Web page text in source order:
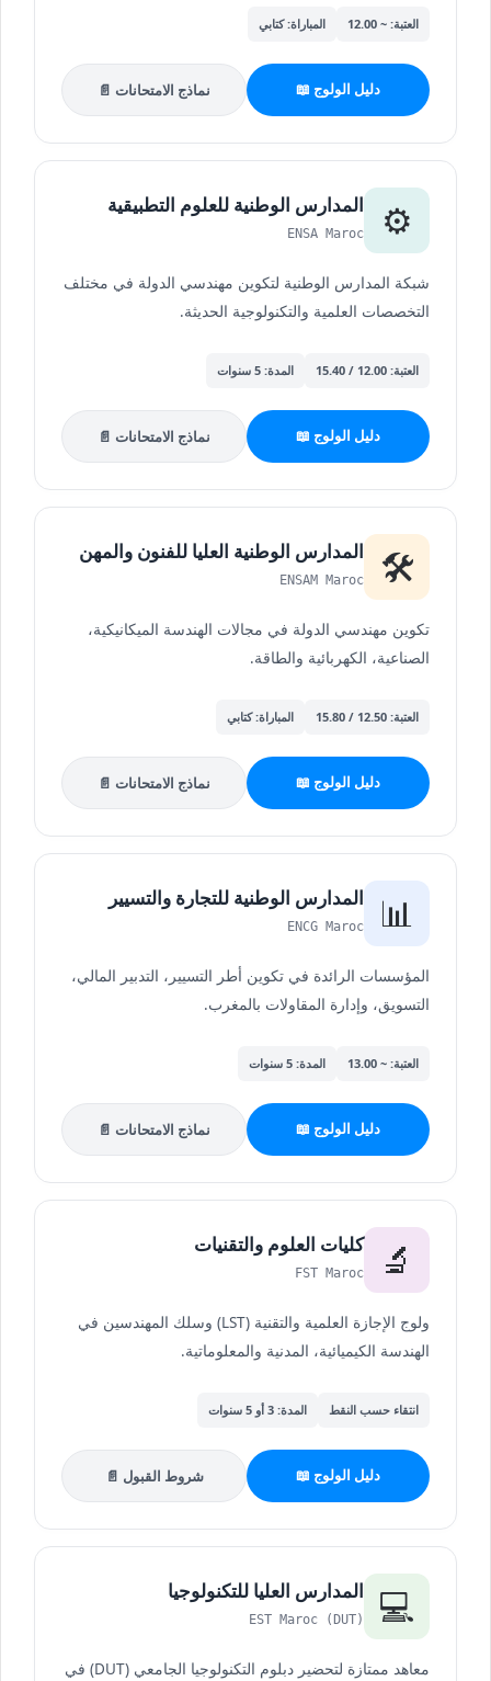
العتبة: ~ 12.00 المباراة: كتابي
دليل الولوج 📖 نماذج الامتحانات 📄
⚙️ المدارس الوطنية للعلوم التطبيقية
ENSA Maroc
شبكة المدارس الوطنية لتكوين مهندسي الدولة في مختلف
التخصصات العلمية والتكنولوجية الحديثة.
العتبة: 12.00 / 15.40 المدة: 5 سنوات
دليل الولوج 📖 نماذج الامتحانات 📄
🛠️ المدارس الوطنية العليا للفنون والمهن
ENSAM Maroc
تكوين مهندسي الدولة في مجالات الهندسة الميكانيكية،
الصناعية، الكهربائية والطاقة.
العتبة: 12.50 / 15.80 المباراة: كتابي
دليل الولوج 📖 نماذج الامتحانات 📄
📊 المدارس الوطنية للتجارة والتسيير
ENCG Maroc
المؤسسات الرائدة في تكوين أطر التسيير، التدبير المالي،
التسويق، وإدارة المقاولات بالمغرب.
العتبة: ~ 13.00 المدة: 5 سنوات
دليل الولوج 📖 نماذج الامتحانات 📄
🔬 كليات العلوم والتقنيات
FST Maroc
ولوج الإجازة العلمية والتقنية (LST) وسلك المهندسين في
الهندسة الكيميائية، المدنية والمعلوماتية.
انتقاء حسب النقط المدة: 3 أو 5 سنوات
دليل الولوج 📖 شروط القبول 📄
💻 المدارس العليا للتكنولوجيا
EST Maroc (DUT)
معاهد ممتازة لتحضير دبلوم التكنولوجيا الجامعي (DUT) في